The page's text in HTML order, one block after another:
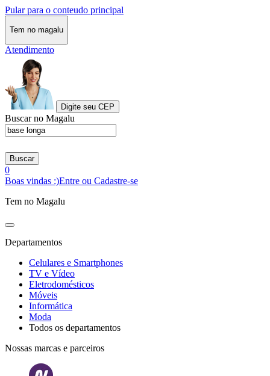
Pular para o conteudo principal
Tem no magalu
Atendimento
Digite seu CEP
Buscar no Magalu
Buscar
0
Boas vindas :)Entre ou Cadastre-se
Tem no Magalu
Departamentos
Celulares e Smartphones
TV e Vídeo
Eletrodomésticos
Móveis
Informática
Moda
Todos os departamentos
Nossas marcas e parceiros